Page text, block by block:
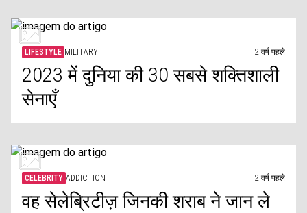
LIFESTYLE MILITARY 2 वर्ष पहले
2023 में दुनिया की 30 सबसे शक्तिशाली
सेनाएँ
CELEBRITY ADDICTION 2 वर्ष पहले
वह सेलेब्रिटीज़ जिनकी शराब ने जान ले